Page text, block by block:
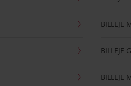
BILLEJE
BILLEJE
BILLEJE